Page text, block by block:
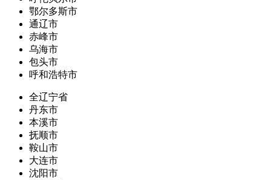
鄂尔多斯市
通辽市
赤峰市
乌海市
包头市
呼和浩特市
全辽宁省
丹东市
本溪市
抚顺市
鞍山市
大连市
沈阳市